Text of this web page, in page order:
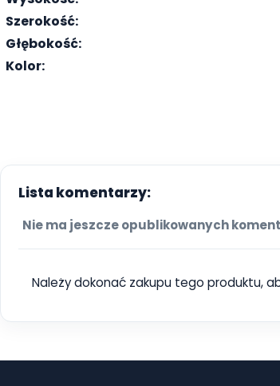
Szerokość:
Głębokość:
Kolor:
Lista komentarzy:
Nie ma jeszcze opublikowanych
Należy dokonać zakupu tego produktu,